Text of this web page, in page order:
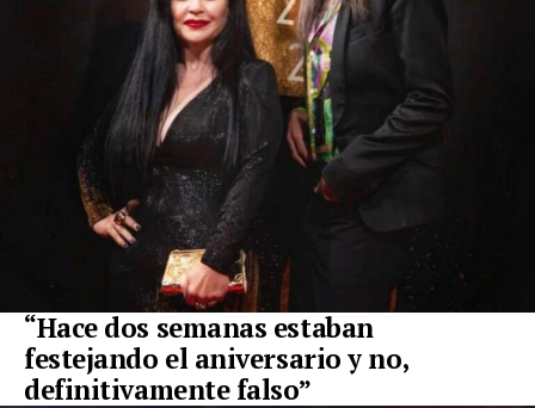
“Hace dos semanas estaban
festejando el aniversario y no,
definitivamente falso”